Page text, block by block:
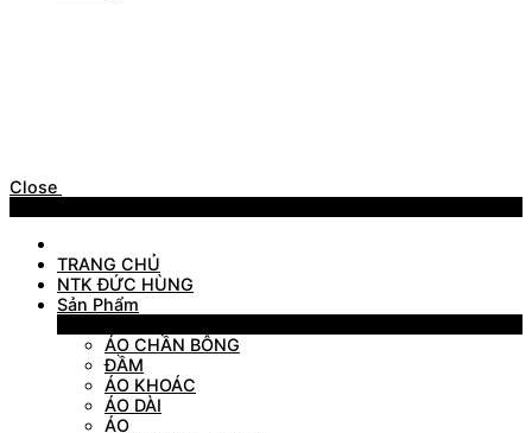
Close
TRANG CHỦ
NTK ĐỨC HÙNG
Sản Phẩm
ÁO CHẦN BÔNG
ĐẦM
ÁO KHOÁC
ÁO DÀI
ÁO